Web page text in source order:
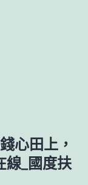
心田上，
線_國度扶